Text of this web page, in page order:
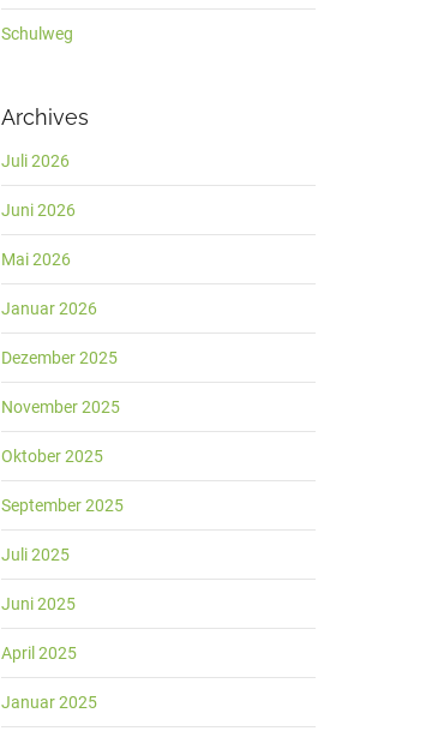
Schulweg
Archives
Juli 2026
Juni 2026
Mai 2026
Januar 2026
Dezember 2025
November 2025
Oktober 2025
September 2025
Juli 2025
Juni 2025
April 2025
Januar 2025